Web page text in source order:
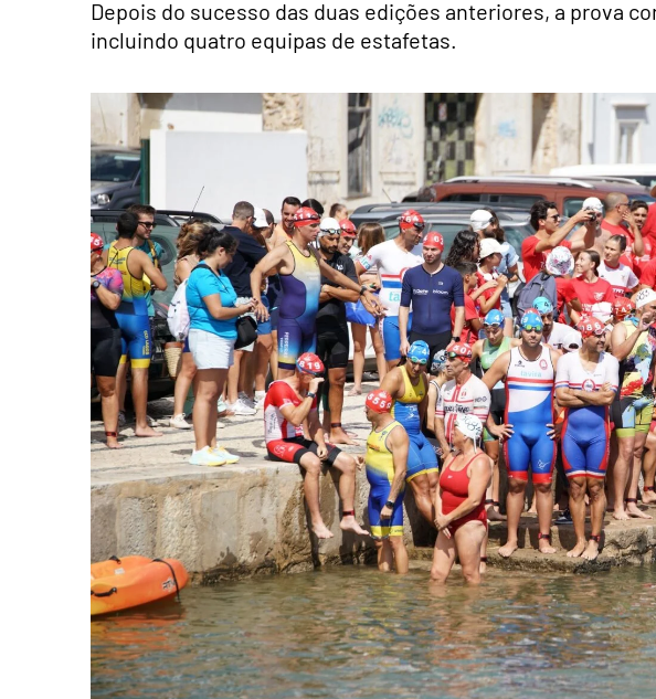
Depois do sucesso das duas edições anteriores, a prova
incluindo quatro equipas de estafetas.